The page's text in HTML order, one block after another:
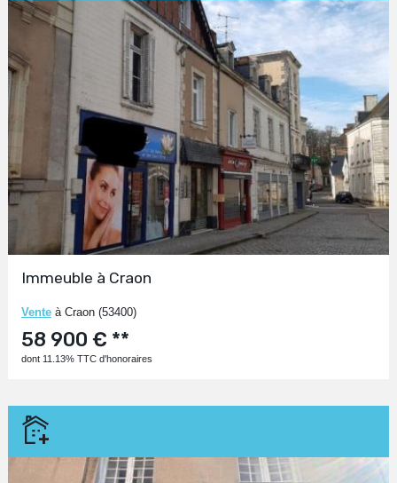
Immeuble à Craon
Venteà Craon (53400)
58 900 € **
dont 11.13% TTC d'honoraires